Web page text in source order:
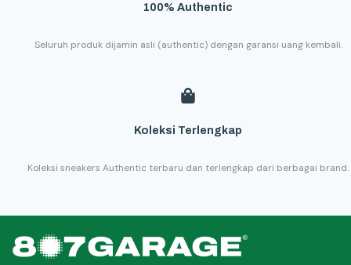
100% Authentic
Seluruh produk dijamin asli (authentic) dengan garansi uang kembali.
Koleksi Terlengkap
Koleksi sneakers Authentic terbaru dan terlengkap dari berbagai brand.